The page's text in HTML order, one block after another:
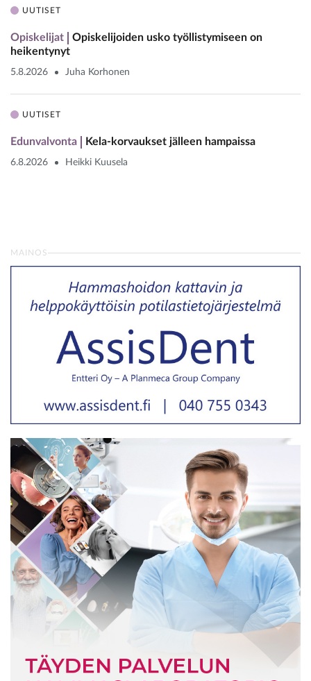
UUTISET
Opiskelijat
Opiskelijoiden usko työllistymiseen on
heikentynyt
5.8.2026 Juha Korhonen
UUTISET
Edunvalvonta Kela-korvaukset jälleen hampaissa
6.8.2026 Heikki Kuusela
MAINOS